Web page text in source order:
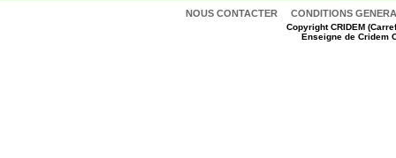
NOUS CONTACTER CONDITIONS
CopyrightCRIDEM
Enseigne de Cridem